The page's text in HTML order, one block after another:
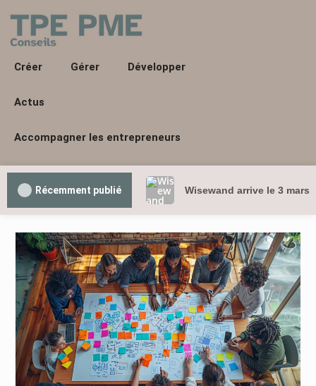
Créer Gérer Développer
Actus
Accompagner les entrepreneurs
Récemment publié Wisewand arrive le 3 mars